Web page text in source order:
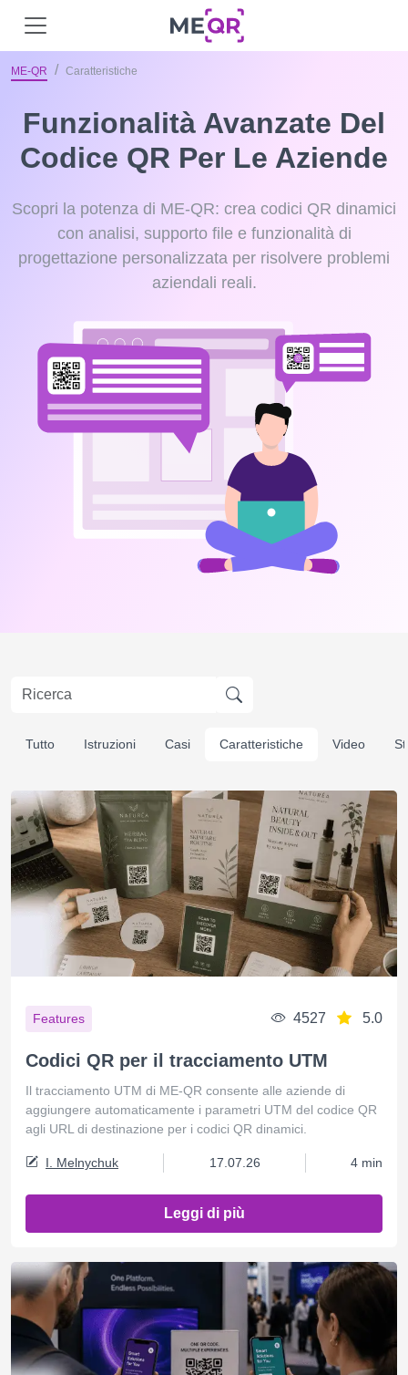
ME-QR Caratteristiche
Funzionalità Avanzate Del
Codice QR Per Le Aziende
Scopri la potenza di ME-QR: crea codici QR dinamici
con analisi, supporto file e funzionalità di
progettazione personalizzata per risolvere problemi
aziendali reali.
Tutto Istruzioni Casi Caratteristiche Video
Features 4527 5.0
Codici QR per il tracciamento UTM
Il tracciamento UTM di ME-QR consente alle aziende di
aggiungere automaticamente i parametri UTM del codice QR
agli URL di destinazione per i codici QR dinamici.
I. Melnychuk 17.07.26 4 min
Leggi di più